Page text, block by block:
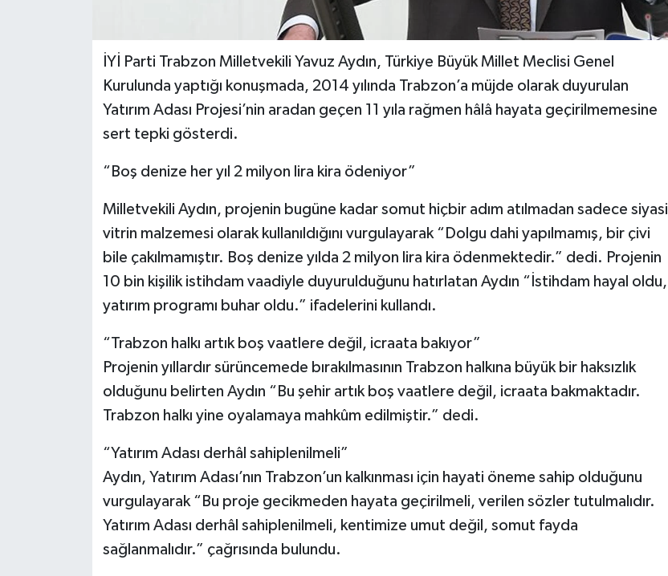
İYİ Parti Trabzon Milletvekili Yavuz Aydın, Türkiye Büyük Millet Meclisi Genel
Kurulunda yaptığı konuşmada, 2014 yılında Trabzon’a müjde olarak duyurulan
Yatırım Adası Projesi’nin aradan geçen 11 yıla rağmen hâlâ hayata geçirilmemesine
sert tepki gösterdi.
“Boş denize her yıl 2 milyon lira kira ödeniyor”
Milletvekili Aydın, projenin bugüne kadar somut hiçbir adım atılmadan sadece siyasi
vitrin malzemesi olarak kullanıldığını vurgulayarak “Dolgu dahi yapılmamış, bir çivi
bile çakılmamıştır. Boş denize yılda 2 milyon lira kira ödenmektedir.” dedi. Projenin
10 bin kişilik istihdam vaadiyle duyurulduğunu hatırlatan Aydın “İstihdam hayal oldu,
yatırım programı buhar oldu.” ifadelerini kullandı.
“Trabzon halkı artık boş vaatlere değil, icraata bakıyor”
Projenin yıllardır sürüncemede bırakılmasının Trabzon halkına büyük bir haksızlık
olduğunu belirten Aydın “Bu şehir artık boş vaatlere değil, icraata bakmaktadır.
Trabzon halkı yine oyalamaya mahkûm edilmiştir.” dedi.
“Yatırım Adası derhâl sahiplenilmeli”
Aydın, Yatırım Adası’nın Trabzon’un kalkınması için hayati öneme sahip olduğunu
vurgulayarak “Bu proje gecikmeden hayata geçirilmeli, verilen sözler tutulmalıdır.
Yatırım Adası derhâl sahiplenilmeli, kentimize umut değil, somut fayda
sağlanmalıdır.” çağrısında bulundu.